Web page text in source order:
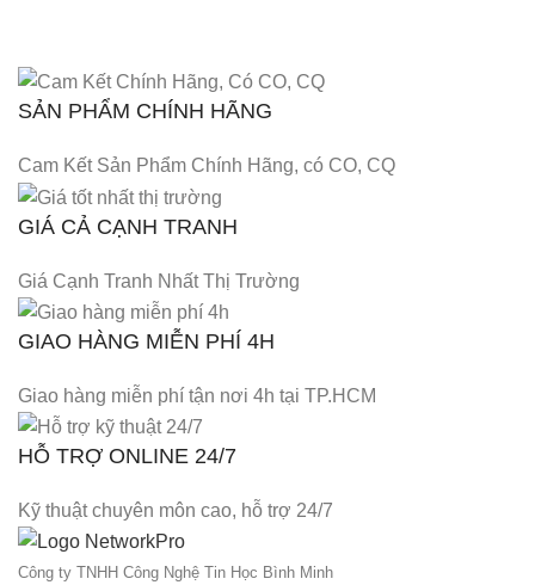
SẢN PHẨM CHÍNH HÃNG
Cam Kết Sản Phẩm Chính Hãng, có CO, CQ
GIÁ CẢ CẠNH TRANH
Giá Cạnh Tranh Nhất Thị Trường
GIAO HÀNG MIỄN PHÍ 4H
Giao hàng miễn phí tận nơi 4h tại TP.HCM
HỖ TRỢ ONLINE 24/7
Kỹ thuật chuyên môn cao, hỗ trợ 24/7
Công ty TNHH Công Nghệ Tin Học Bình Minh